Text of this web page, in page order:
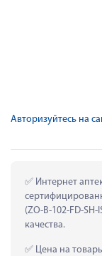
Авторизуйтесь на
Интернет
(ZO-B-102-FD-
качества.
Цена на